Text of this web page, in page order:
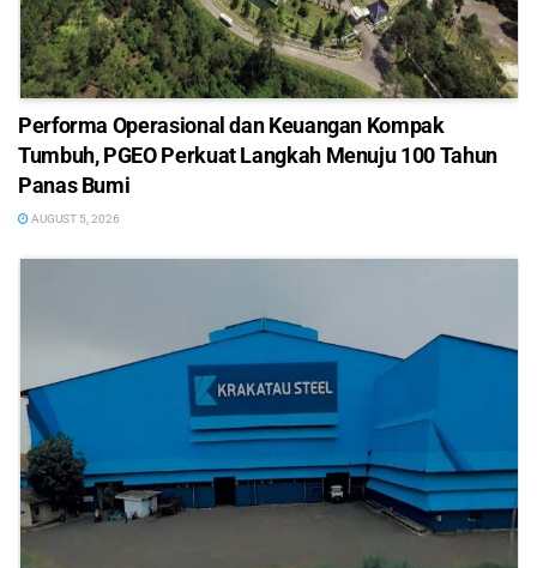
Performa Operasional dan Keuangan Kompak
Tumbuh, PGEO Perkuat Langkah Menuju 100 Tahun
Panas Bumi
AUGUST 5, 2026